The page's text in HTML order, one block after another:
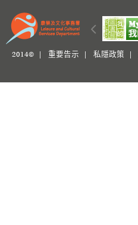
2014© | 重要告示 私隱政策